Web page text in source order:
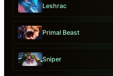
Leshrac
Primal Beast
Sniper